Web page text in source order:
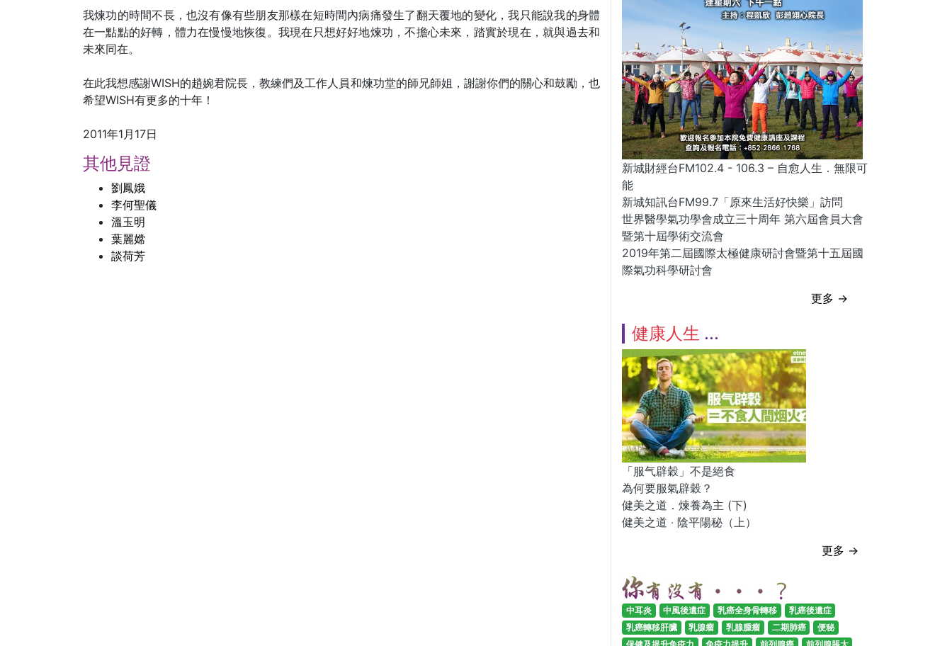
我煉功的時間不長，也沒有像有些朋友那樣在短時間內病痛發生了翻天覆地的變化，我只能說我的身體
在一點點的好轉，體力在慢慢地恢復。我現在只想好好地煉功，不擔心未來，踏實於現在，就與過去和
未來同在。
在此我想感謝WISH的趙婉君院長，教練們及工作人員和煉功堂的師兄師姐，謝謝你們的關心和鼓勵，也
希望WISH有更多的十年！
2011年1月17日
其他見證
劉鳳娥
李何聖儀
溫玉明
葉麗嫦
談荷芳
新城財經台FM102.4 - 106.3 – 自愈人生．無限可
能
新城知訊台FM99.7「原來生活好快樂」訪問
世界醫學氣功學會成立三十周年 第六屆會員大會
暨第十屆學術交流會
2019年第二屆國際太極健康研討會暨第十五屆國
際氣功科學研討會
更多 →
健康人生
「服气辟穀」不是絕食
為何要服氣辟穀？
健美之道．煉養為主 (下)
健美之道 ‧ 陰平陽秘（上）
更多 →
中耳炎 中風後遺症 乳癌全身骨轉移
乳癌後遺症
乳癌轉移肝臟
乳腺瘤 乳腺腫瘤 二期肺癌
便秘